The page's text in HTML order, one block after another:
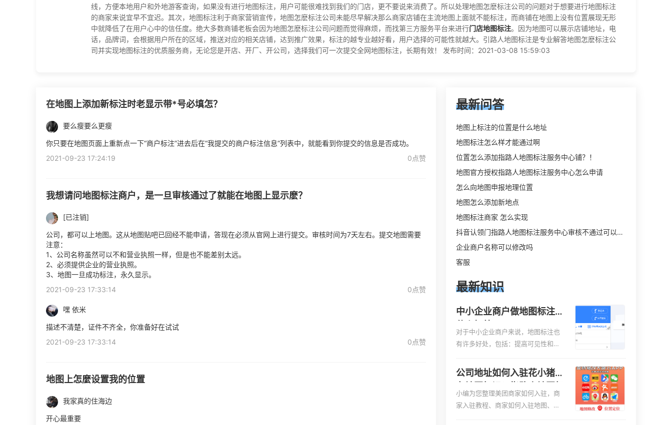
线，方便本地用户和外地游客查询，如果没有进行地图标注，用户可能很难找到我们的门店，更不要说来消费了。所以处理地图怎麽标注公司的问题对于想要进行地图标注
的商家来说宜早不宜迟。其次，地图标注利于商家营销宣传，地图怎麽标注公司未能尽早解决那么商家店铺在主流地图上面就不能标注，而商铺在地图上没有位置展现无形
中就降低了在用户心中的信任度。绝大多数商铺老板会因为地图怎麽标注公司问题而觉得麻烦，而找第三方服务平台来进行门店地图标注。因为地图可以展示店铺地址，电
话，品牌词，会根据用户所在的区域，推送对应的相关店铺，达到推广效果，标注的越专业越好看，用户选择的可能性就越大。引路人地图标注是专业解答地图怎麽标注公
司并实现地图标注的优质服务商，无论您是开店、开厂、开公司，选择我们可一次提交全网地图标注，长期有效！ 发布时间：2021-03-08 15:59:03
在地图上添加新标注时老显示带*号必填怎？
要么瘦要么更瘦
你只要在地图页面上重新点一下“商户标注”进去后在“我提交的商户标注信息”列表中，就能看到你提交的信息是否成功。
2021-09-23 17:24:19
0点赞
我想请问地图标注商户，是一旦审核通过了就能在地图上显示麽？
[已注销]
公司，都可以上地图。这从地图贴吧已回经不能申请，答现在必须从官网上进行提交。审核时间为7天左右。提交地图需要
注意：
1、公司名称虽然可以不和营业执照一样，但是也不能差别太远。
2、必须提供企业的营业执照。
3、地图一旦成功标注，永久显示。
2021-09-23 17:33:14
0点赞
嘿 依米
描述不清楚，证件不齐全，你准备好在试试
2021-09-23 17:33:14
0点赞
地图上怎麼设置我的位置
我家真的住海边
开心最重要
最新问答
地图上标注的位置是什么地址
地图标注怎么样才能通过啊
位置怎么添加指路人地图标注服务中心铺？！
地图官方授权指路人地图标注服务中心怎么申请
怎么向地图申报地理位置
地图怎么添加新地点
地图标注商家 怎么实现
抖音认领门指路人地图标注服务中心审核不通过可以删除不
企业商户名称可以修改吗
客服
最新知识
中小企业商户做地图标注有
对于中小企业商户来说，地图标注也
有许多好处，包括：提高可见性和曝
置，可以增加商户的可见性和曝光
率。当潜在客户在地图上搜索相关服
务或产品时，能够快速找到标注的商
户位置，增加商户被发现的机会。方
公司地址如何入驻花小猪打
注服务中心铺如何入驻花小
小编为您整理美团商家如何入驻，商
家入驻教程、商家如何入驻地图、如